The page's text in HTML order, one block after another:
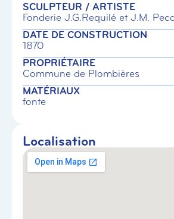
SCULPTEUR / ARTISTE
Fonderie J.G.Requilé et J.M.
DATE DE CONSTRUCTION
1870
PROPRIÉTAIRE
Commune de Plombières
MATÉRIAUX
fonte
Localisation